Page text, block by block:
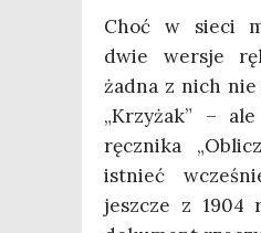
Choć w sie­ci
dwie wer­sje
żad­na z nich nie
„Krzy­żak” –
ręcz­ni­ka
ist­nieć
jesz­cze z 1904